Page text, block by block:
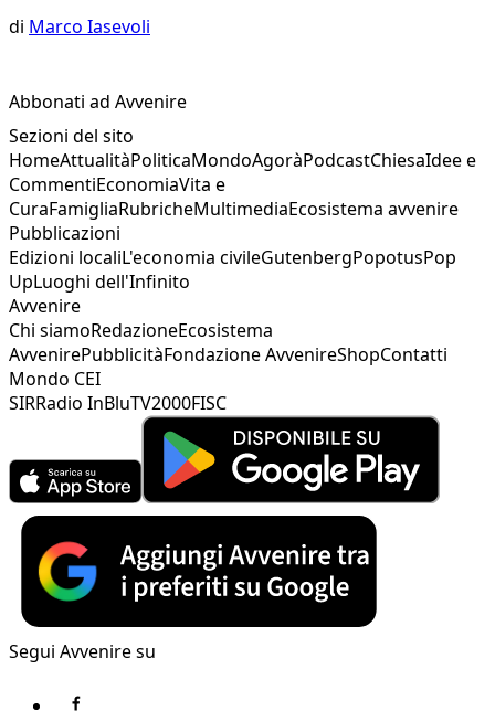
di Marco Iasevoli
Abbonati ad Avvenire
Sezioni del sito
HomeAttualitàPoliticaMondoAgoràPodcastChiesaIdee e
CommentiEconomiaVita e
CuraFamigliaRubricheMultimediaEcosistema avvenire
Pubblicazioni
Edizioni localiL'economia civileGutenbergPopotusPop
UpLuoghi dell'Infinito
Avvenire
Chi siamoRedazioneEcosistema
AvvenirePubblicitàFondazione AvvenireShopContatti
Mondo CEI
SIRRadio InBluTV2000FISC
Segui Avvenire su